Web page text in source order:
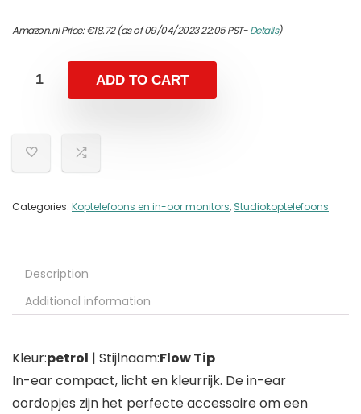
Amazon.nl Price:€18.72(as of 09/04/2023 22:05 PST-Details)
ADD TO CART
Categories: Koptelefoons en in-oor monitors, Studiokoptelefoons
Description
Additional information
Kleur:petrol | Stijlnaam:Flow Tip
In-ear compact, licht en kleurrijk. De in-ear
oordopjes zijn het perfecte accessoire om een